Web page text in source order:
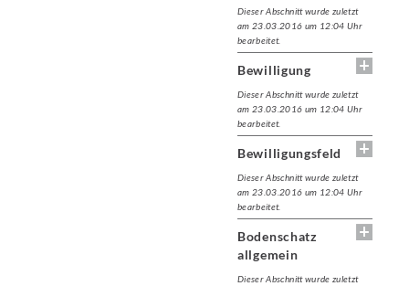
Dieser Abschnitt wurde zuletzt
am 23.03.2016 um 12:04 Uhr
bearbeitet.
Bewilligung
Dieser Abschnitt wurde zuletzt
am 23.03.2016 um 12:04 Uhr
bearbeitet.
Bewilligungsfeld
Dieser Abschnitt wurde zuletzt
am 23.03.2016 um 12:04 Uhr
bearbeitet.
Bodenschatz
allgemein
Dieser Abschnitt wurde zuletzt